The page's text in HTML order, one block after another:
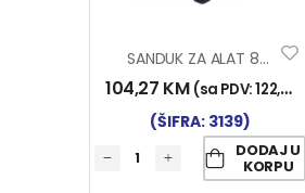
SANDUK ZA ALAT 80L
104,27 KM (sa PDV:122,00
(ŠIFRA: 3139)
DODAJ U
KORPU